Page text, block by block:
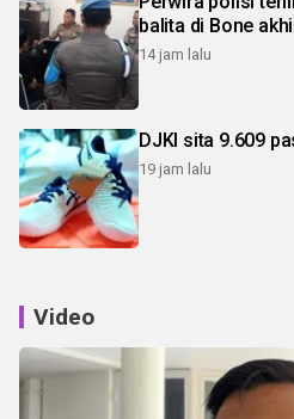
balita di Bone
14 jam lalu
DJKI sita 9.609
19 jam lalu
Video